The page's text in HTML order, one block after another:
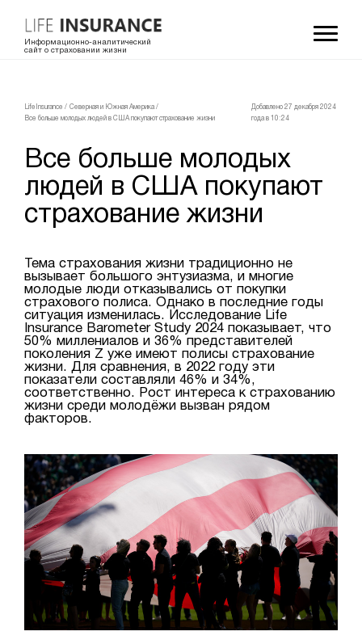
Информационно-аналитический
сайт о страховании жизни
LifeInsurance / Северная и Южная Америка /
Все больше молодых людей в США покупают страхование жизни
Добавлено 27 декабря 2024
года в 10:24
Все больше молодых
людей в США покупают
страхование жизни
Тема страхования жизни традиционно не
вызывает большого энтузиазма, и многие
молодые люди отказывались от покупки
страхового полиса. Однако в последние годы
ситуация изменилась. Исследование Life
Insurance Barometer Study 2024 показывает, что
50% миллениалов и 36% представителей
поколения Z уже имеют полисы страхование
жизни. Для сравнения, в 2022 году эти
показатели составляли 46% и 34%,
соответственно. Рост интереса к страхованию
жизни среди молодёжи вызван рядом
факторов.